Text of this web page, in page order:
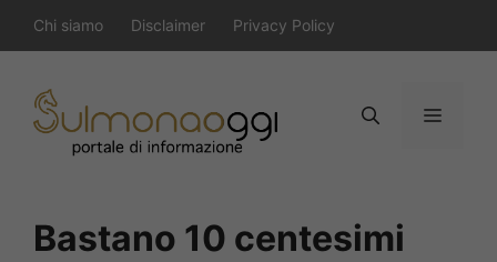
al
contenuto
Chi siamo Disclaimer Privacy Policy
Menu
Bastano 10 centesimi